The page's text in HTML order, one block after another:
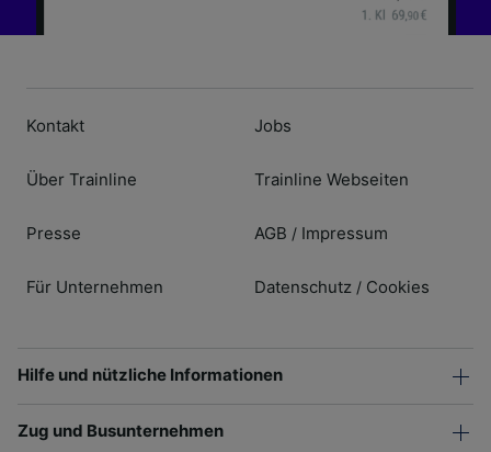
Kontakt
Über Trainline
Presse
Für Unternehmen
Jobs
Trainline Webseiten
AGB / Impressum
Datenschutz / Cookies
Hilfe und nützliche Informationen
Zug und Busunternehmen